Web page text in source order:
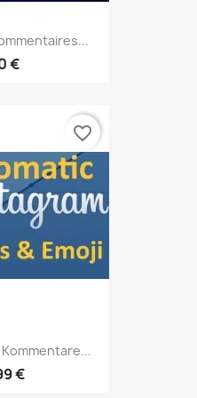
€
€
favorite_border